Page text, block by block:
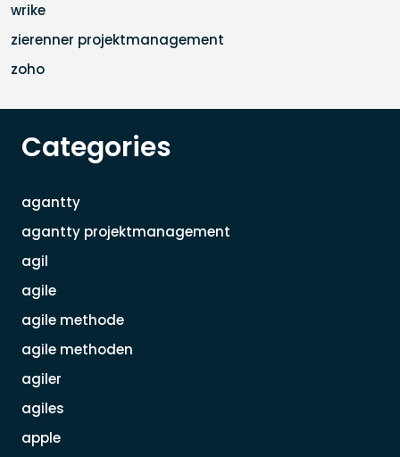
wrike
zierenner projektmanagement
zoho
Categories
agantty
agantty projektmanagement
agil
agile
agile methode
agile methoden
agiler
agiles
apple